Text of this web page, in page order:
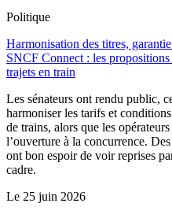
Politique
Harmonisation des titres,
SNCF Connect : les
trajets en train
Les sénateurs ont rendu public,
harmoniser les tarifs et
de trains, alors que les
l’ouverture à la concurrence.
ont bon espoir de voir reprises
cadre.
Le 25 juin 2026